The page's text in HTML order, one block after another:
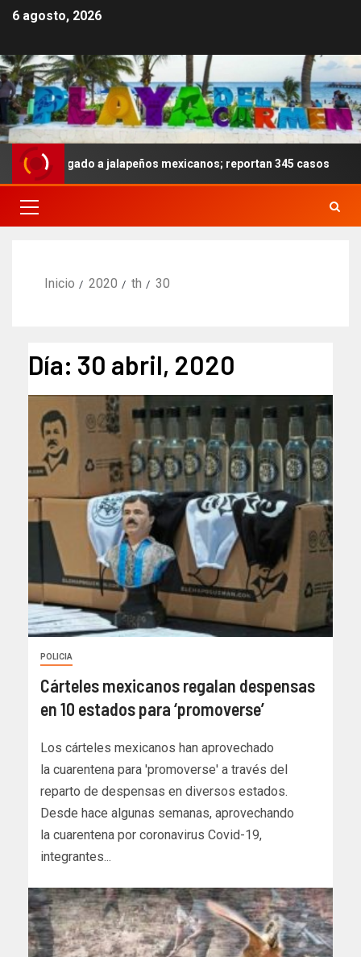
6 agosto, 2026
a jalapeños mexicanos; reportan 345 casos
Inicio 2020 th 30
Día: 30 abril, 2020
POLICIA
Cárteles mexicanos regalan despensas
en 10 estados para ‘promoverse’
Los cárteles mexicanos han aprovechado
la cuarentena para 'promoverse' a través del
reparto de despensas en diversos estados.
Desde hace algunas semanas, aprovechando
la cuarentena por coronavirus Covid-19,
integrantes...